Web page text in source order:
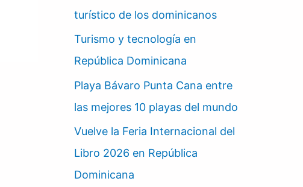
turístico de los dominicanos
Turismo y tecnología en
República Dominicana
Playa Bávaro Punta Cana entre
las mejores 10 playas del mundo
Vuelve la Feria Internacional del
Libro 2026 en República
Dominicana